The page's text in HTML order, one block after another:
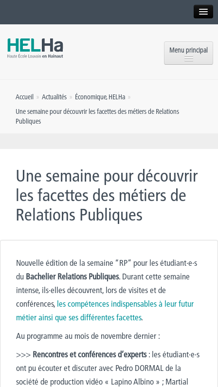
Formation continue et Recherche
Menu principal
Implantations
Rencontrez-nous
Inscriptions
Accueil » Actualités » Économique,HELHa »
Une semaine pour découvrir les facettes des métiers de Relations
Publiques
Une semaine pour découvrir
les facettes des métiers de
Relations Publiques
Nouvelle édition de la semaine “RP” pour les étudiant·e·s
du Bachelier Relations Publiques. Durant cette semaine
intense, ils·elles découvrent, lors de visites et de
conférences, les compétences indispensables à leur futur
métier ainsi que ses différentes facettes.
Au programme au mois de novembre dernier :
>>> Rencontres et conférences d’experts: les étudiant·e·s
ont pu écouter et discuter avec Pedro DORMAL de la
société de production vidéo « Lapino Albino » ; Martial